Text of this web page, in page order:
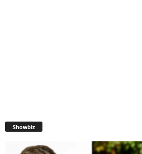
Showbiz